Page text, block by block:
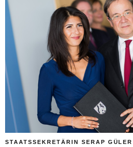
STAATSSEKRETÄRIN SERAP GÜLER